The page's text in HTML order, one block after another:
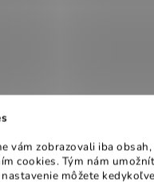
vám zobrazovali iba
cookies. Tým nám
môžete